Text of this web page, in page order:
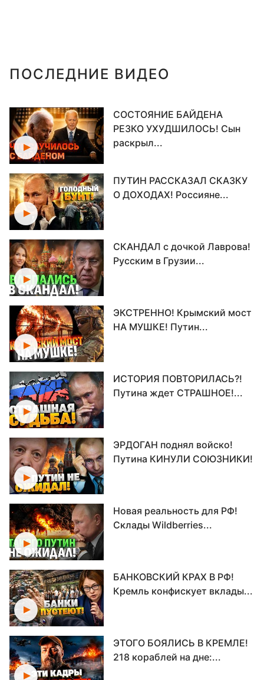
ПОСЛЕДНИЕ ВИДЕО
СОСТОЯНИЕ БАЙДЕНА
РЕЗКО УХУДШИЛОСЬ! Сын
раскрыл...
ПУТИН РАССКАЗАЛ СКАЗКУ
О ДОХОДАХ! Россияне...
СКАНДАЛ с дочкой Лаврова!
Русским в Грузии...
ЭКСТРЕННО! Крымский мост
НА МУШКЕ! Путин...
ИСТОРИЯ ПОВТОРИЛАСЬ?!
Путина ждет СТРАШНОЕ!...
ЭРДОГАН поднял войско!
Путина КИНУЛИ СОЮЗНИКИ!
Новая реальность для РФ!
Склады Wildberries...
БАНКОВСКИЙ КРАХ В РФ!
Кремль конфискует вклады...
ЭТОГО БОЯЛИСЬ В КРЕМЛЕ!
218 кораблей на дне:...